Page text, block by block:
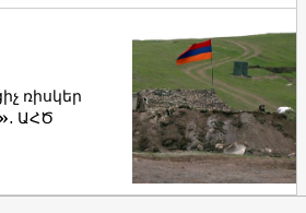
ռիսկեր
ԱՀԾ